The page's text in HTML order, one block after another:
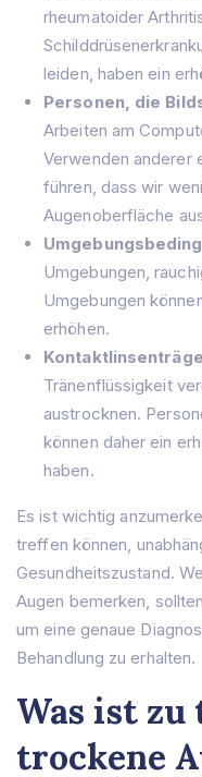
rheumatoider
leiden, haben ein
Personen, die
Arbeiten am
Verwenden anderer
führen, dass wir
Augenoberfläche
Umgebungen,
Umgebungen
erhöhen.
Tränenflüssigkeit
austrocknen.
können daher ein
haben.
Es ist wichtig
treffen können,
Gesundheitszustand.
Augen bemerken,
um eine genaue
Behandlung zu erhalten.
Was ist zu
trockene